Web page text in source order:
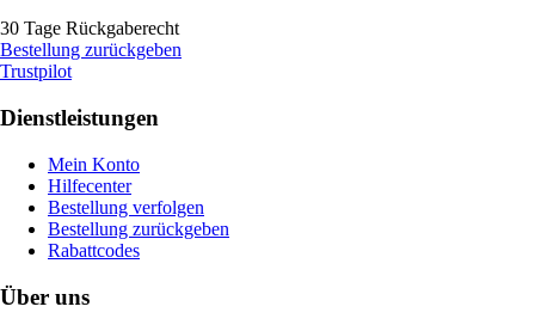
30 Tage Rückgaberecht
Bestellung zurückgeben
Trustpilot
Dienstleistungen
Mein Konto
Hilfecenter
Bestellung verfolgen
Bestellung zurückgeben
Rabattcodes
Über uns